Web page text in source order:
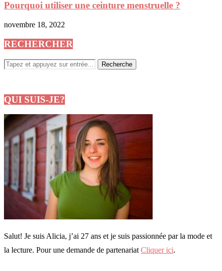
Pourquoi utiliser une ceinture menstruelle ?
novembre 18, 2022
RECHERCHER
QUI SUIS-JE?
Salut! Je suis Alicia, j’ai 27 ans et je suis passionnée par la mode et
la lecture. Pour une demande de partenariat Cliquer ici.